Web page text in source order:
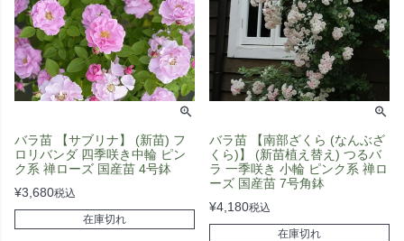
バラ苗 【サブリナ】 (新苗) フ
ロリバンダ 四季咲き中輪 ピン
ク系 禅ローズ 国産苗 4号鉢
¥3,680税込
在庫切れ
バラ苗 【南部ざくら (なんぶざ
くら)】 (新苗植え替え) つるバ
ラ 一季咲き 小輪 ピンク系 禅ロ
ーズ 国産苗 7号角鉢
¥4,180税込
在庫切れ